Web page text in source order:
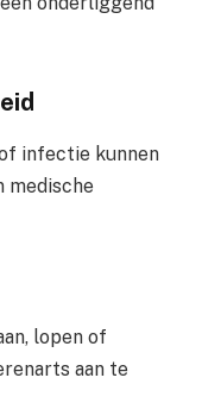
infectie kunnen
medische
lopen of
aan te